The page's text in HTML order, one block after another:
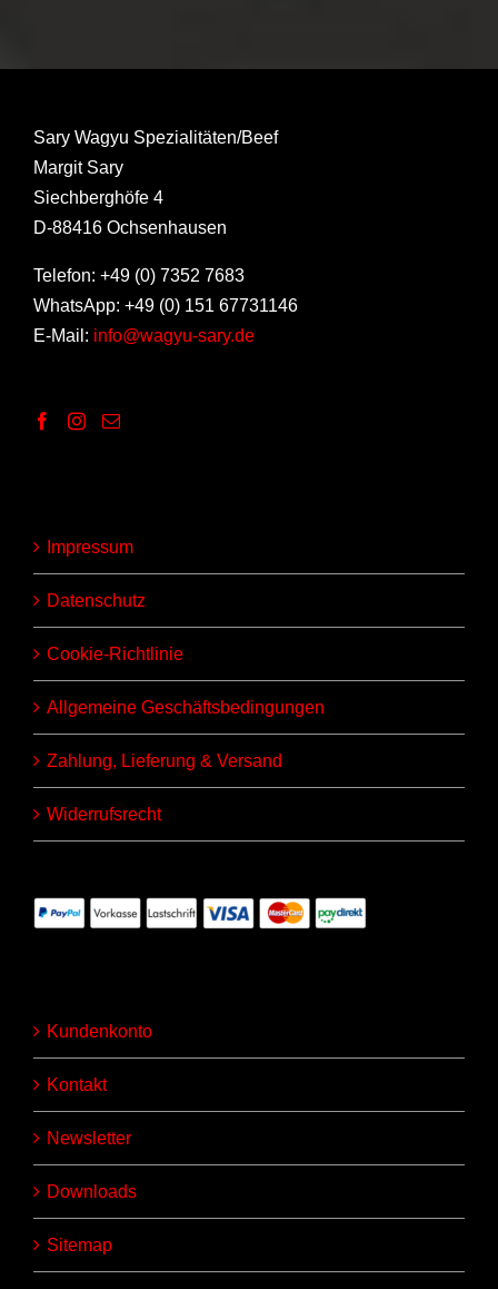
Sary Wagyu Spezialitäten/Beef
Margit Sary
Siechberghöfe 4
D-88416 Ochsenhausen
Telefon: +49 (0) 7352 7683
WhatsApp: +49 (0) 151 67731146
E-Mail: info@wagyu-sary.de
Impressum
Datenschutz
Cookie-Richtlinie
Allgemeine Geschäftsbedingungen
Zahlung, Lieferung & Versand
Widerrufsrecht
Kundenkonto
Kontakt
Newsletter
Downloads
Sitemap